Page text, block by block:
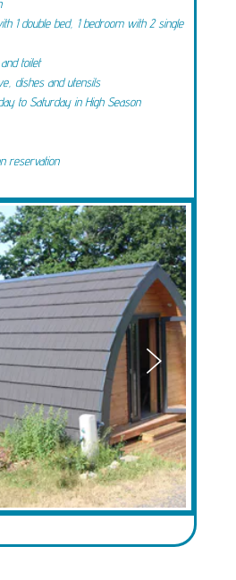

1 double bed, 1 bedroom with 2 single
toilet
dishes and utensils
to Saturday in High Season
reservation